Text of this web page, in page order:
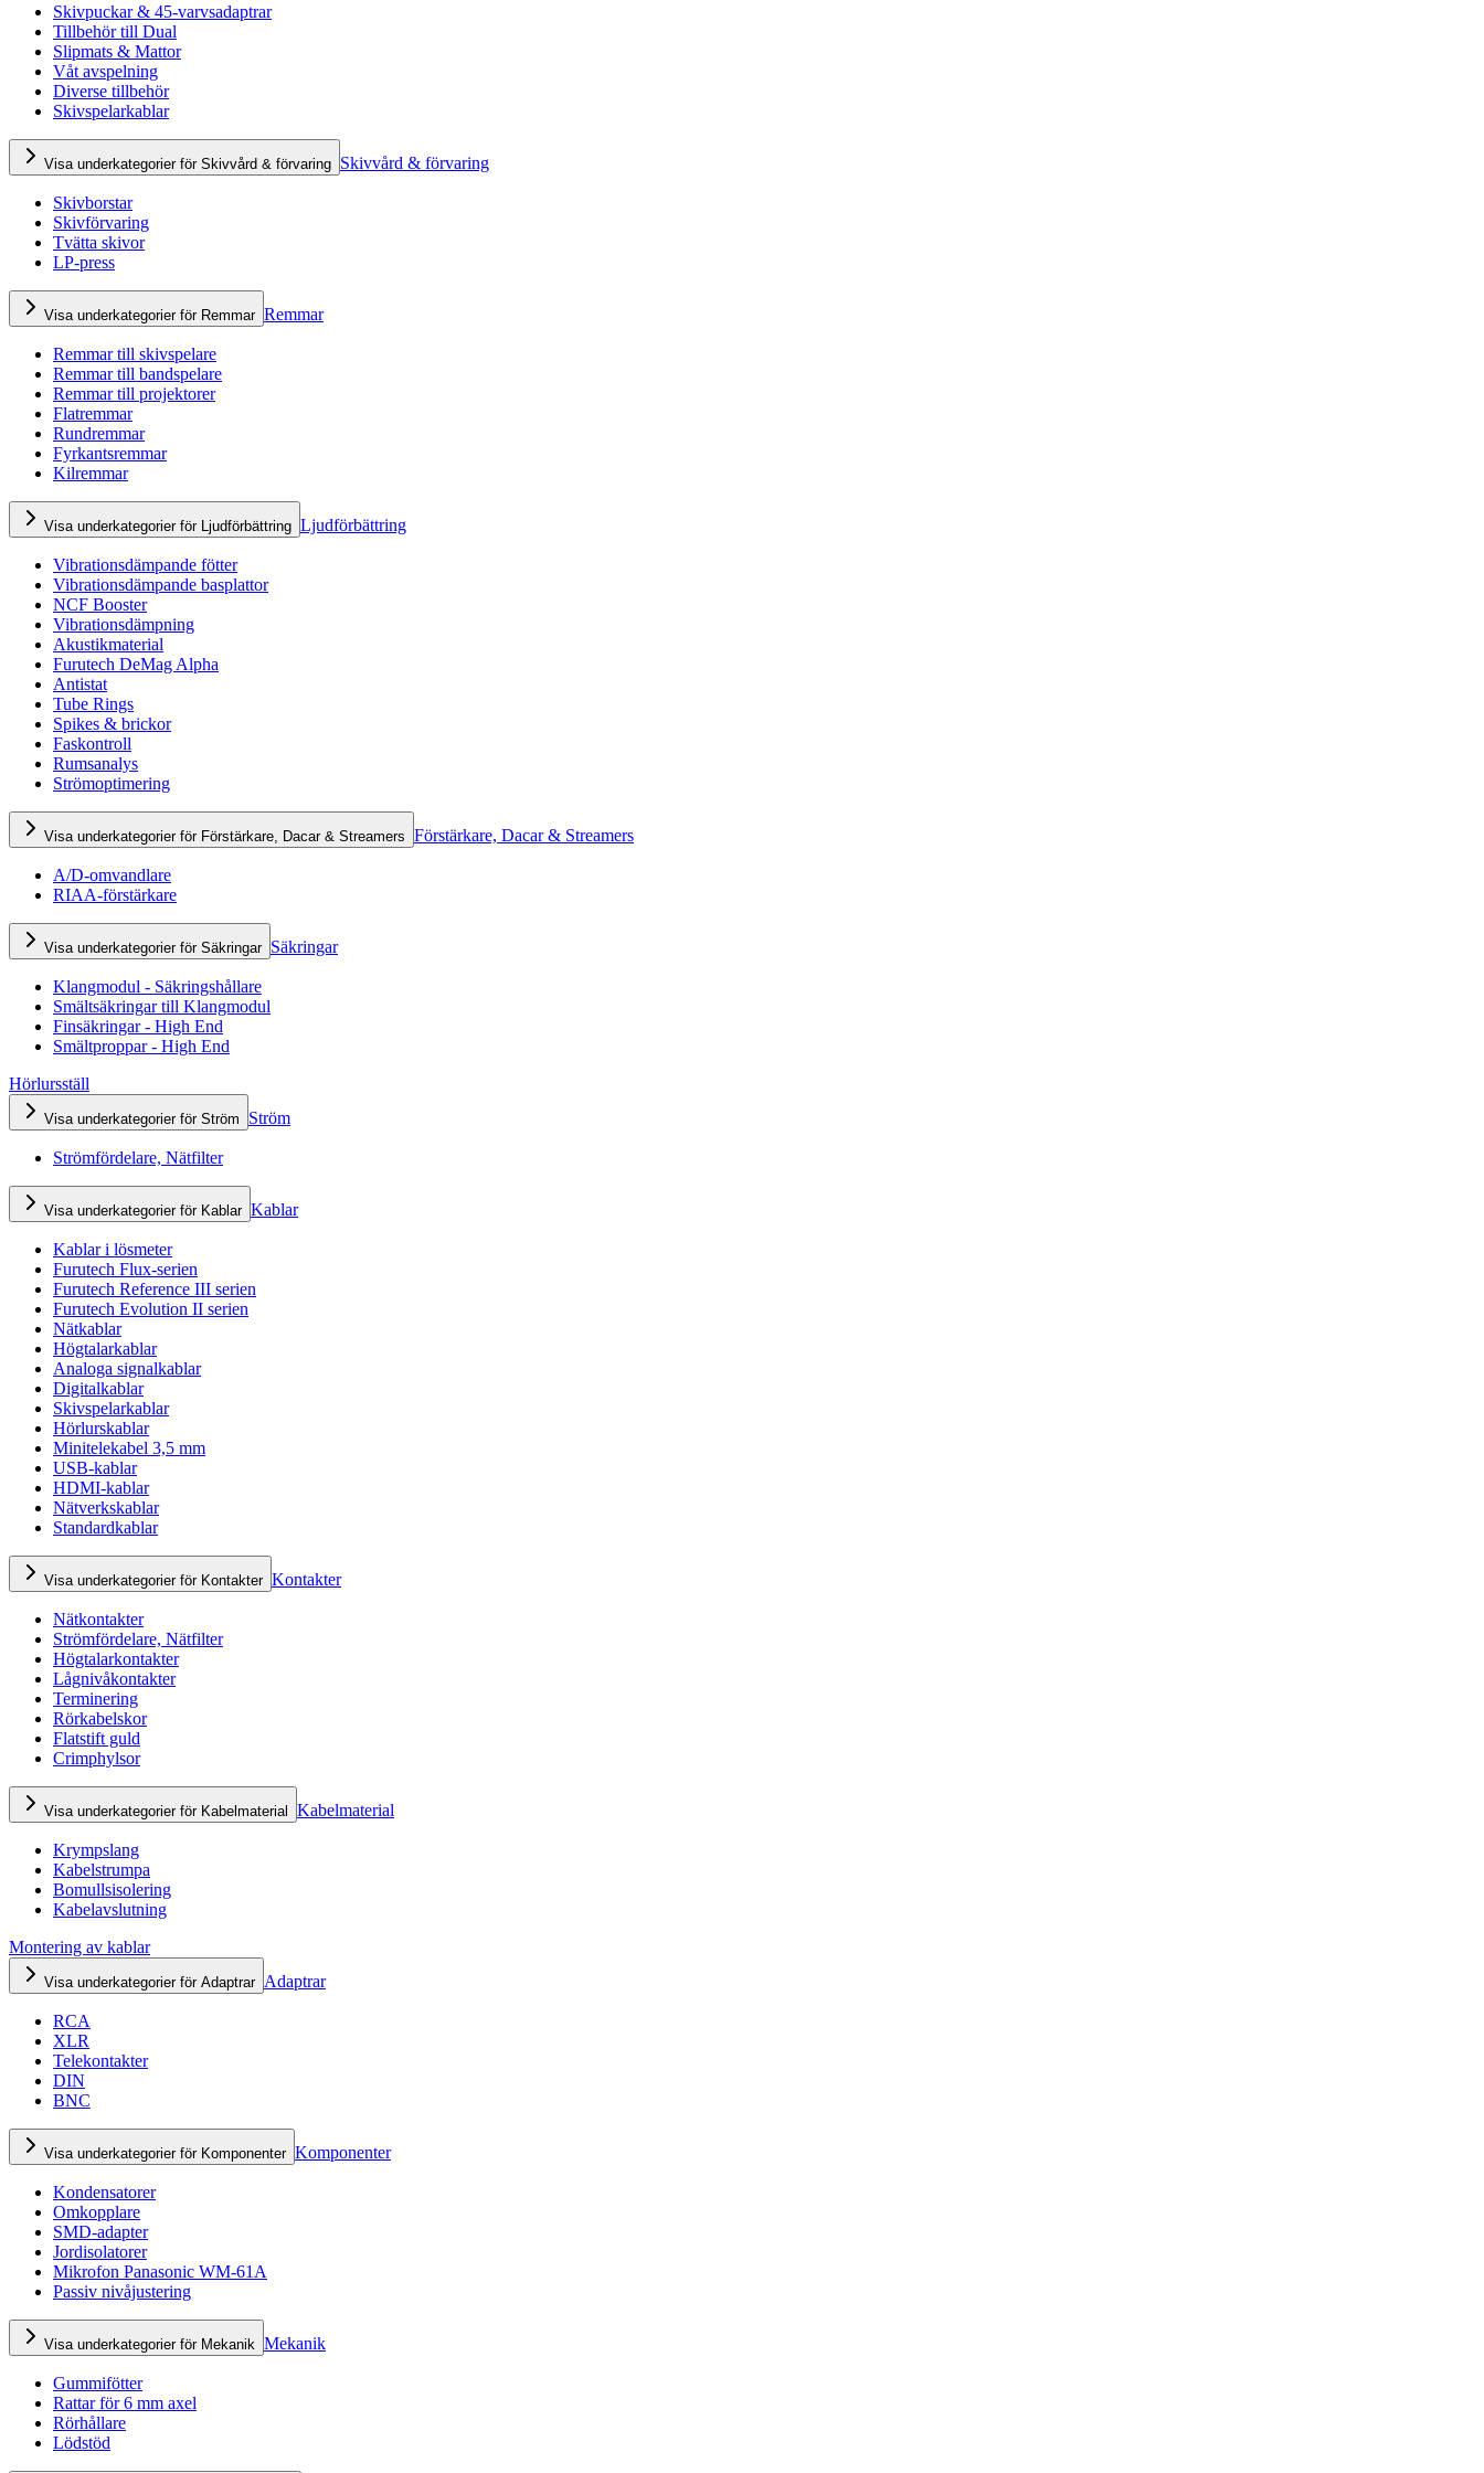
Skivpuckar & 45-varvsadaptrar
Tillbehör till Dual
Slipmats & Mattor
Våt avspelning
Diverse tillbehör
Skivspelarkablar
Visa underkategorier för Skivvård & förvaring Skivvård & förvaring
Skivborstar
Skivförvaring
Tvätta skivor
LP-press
Visa underkategorier för Remmar Remmar
Remmar till skivspelare
Remmar till bandspelare
Remmar till projektorer
Flatremmar
Rundremmar
Fyrkantsremmar
Kilremmar
Visa underkategorier för Ljudförbättring Ljudförbättring
Vibrationsdämpande fötter
Vibrationsdämpande basplattor
NCF Booster
Vibrationsdämpning
Akustikmaterial
Furutech DeMag Alpha
Antistat
Tube Rings
Spikes & brickor
Faskontroll
Rumsanalys
Strömoptimering
Visa underkategorier för Förstärkare, Dacar & Streamers Förstärkare, Dacar & Streamers
A/D-omvandlare
RIAA-förstärkare
Visa underkategorier för Säkringar Säkringar
Klangmodul - Säkringshållare
Smältsäkringar till Klangmodul
Finsäkringar - High End
Smältproppar - High End
Hörlursställ
Visa underkategorier för Ström Ström
Strömfördelare, Nätfilter
Visa underkategorier för Kablar Kablar
Kablar i lösmeter
Furutech Flux-serien
Furutech Reference III serien
Furutech Evolution II serien
Nätkablar
Högtalarkablar
Analoga signalkablar
Digitalkablar
Skivspelarkablar
Hörlurskablar
Minitelekabel 3,5 mm
USB-kablar
HDMI-kablar
Nätverkskablar
Standardkablar
Visa underkategorier för Kontakter Kontakter
Nätkontakter
Strömfördelare, Nätfilter
Högtalarkontakter
Lågnivåkontakter
Terminering
Rörkabelskor
Flatstift guld
Crimphylsor
Visa underkategorier för Kabelmaterial Kabelmaterial
Krympslang
Kabelstrumpa
Bomullsisolering
Kabelavslutning
Montering av kablar
Visa underkategorier för Adaptrar Adaptrar
RCA
XLR
Telekontakter
DIN
BNC
Visa underkategorier för Komponenter Komponenter
Kondensatorer
Omkopplare
SMD-adapter
Jordisolatorer
Mikrofon Panasonic WM-61A
Passiv nivåjustering
Visa underkategorier för Mekanik Mekanik
Gummifötter
Rattar för 6 mm axel
Rörhållare
Lödstöd